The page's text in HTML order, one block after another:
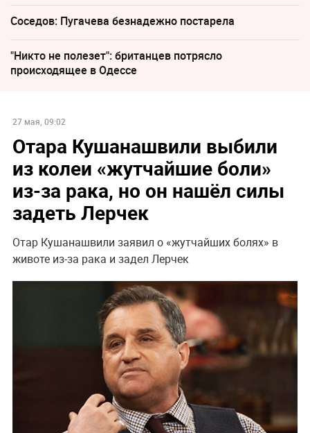
Соседов: Пугачева безнадежно постарела
"Никто не полезет": британцев потрясло
происходящее в Одессе
27 мая, 09:02
Отара Кушанашвили выбили
из колеи «жутчайшие боли»
из-за рака, но он нашёл силы
задеть Лерчек
Отар Кушанашвили заявил о «жутчайших болях» в
животе из-за рака и задел Лерчек